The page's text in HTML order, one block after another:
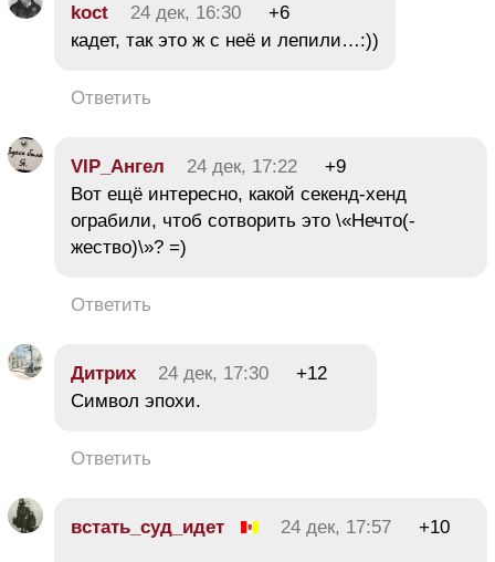
koct 24 дек, 16:30
+6
кадет, так это ж с неё и лепили…:))
Ответить
VIP_Ангел 24 дек, 17:22
+9
Вот ещё интересно, какой секенд-хенд
ограбили, чтоб сотворить это \«Нечто(-
жество)\»? =)
Ответить
Дитрих 24 дек, 17:30
+12
Символ эпохи.
Ответить
встать_суд_идет 24 дек, 17:57 +10